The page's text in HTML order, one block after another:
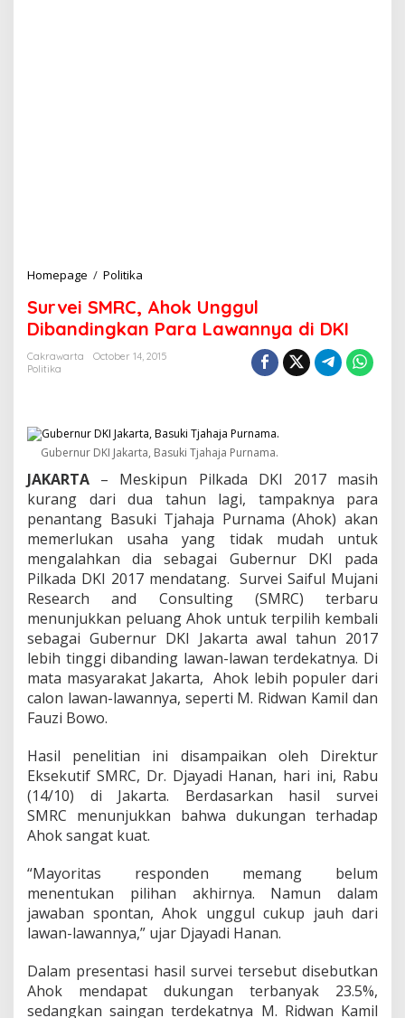
Homepage / Politika
v
e
i
,
A
h
o
k
U
n
g
D
i
b
a
n
d
a
n
P
a
r
L
a
w
a
y
a
d
Survei SMRC, Ahok Unggul
Dibandingkan Para Lawannya di DKI
Cakrawarta
October 14, 2015
Politika
Gubernur DKI Jakarta, Basuki Tjahaja Purnama.
JAKARTA – Meskipun Pilkada DKI 2017 masih
kurang dari dua tahun lagi, tampaknya para
penantang Basuki Tjahaja Purnama (Ahok) akan
memerlukan usaha yang tidak mudah untuk
mengalahkan dia sebagai Gubernur DKI pada
Pilkada DKI 2017 mendatang. Survei Saiful Mujani
Research and Consulting (SMRC) terbaru
menunjukkan peluang Ahok untuk terpilih kembali
sebagai Gubernur DKI Jakarta awal tahun 2017
lebih tinggi dibanding lawan-lawan terdekatnya. Di
mata masyarakat Jakarta, Ahok lebih populer dari
calon lawan-lawannya, seperti M. Ridwan Kamil dan
Fauzi Bowo.
Hasil penelitian ini disampaikan oleh Direktur
Eksekutif SMRC, Dr. Djayadi Hanan, hari ini, Rabu
(14/10) di Jakarta. Berdasarkan hasil survei
SMRC menunjukkan bahwa dukungan terhadap
Ahok sangat kuat.
“Mayoritas responden memang belum
menentukan pilihan akhirnya. Namun dalam
jawaban spontan, Ahok unggul cukup jauh dari
lawan-lawannya,” ujar Djayadi Hanan.
Dalam presentasi hasil survei tersebut disebutkan
Ahok mendapat dukungan terbanyak 23.5%,
sedangkan saingan terdekatnya M. Ridwan Kamil